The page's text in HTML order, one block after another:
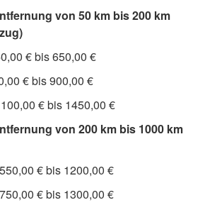
von 50 km bis 200 km
€ bis 650,00 €
€ bis 900,00 €
€ bis 1450,00 €
von 200 km bis 1000 km
€ bis 1200,00 €
€ bis 1300,00 €